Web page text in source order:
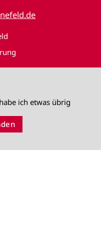
ich etwas übrig